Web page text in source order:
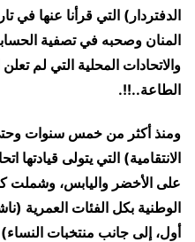
الدفتردار) التي قرأنا عنها
المنان وصحبه في تصفية
والاتحادات المحلية التي لم
الطاعة..!!.
ومنذ أكثر من خمس سنوات
الانتقامية) التي يتولى قيادتها
على الأخضر واليابس، وشملت
الوطنية بكل الفئات العمرية
أول، إلى جانب منتخبات